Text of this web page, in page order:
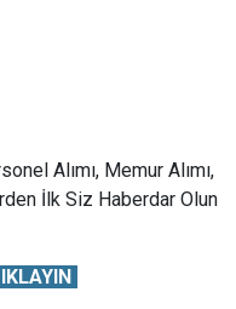
Alımı, Memur Alımı,
İlk Siz Haberdar Olun